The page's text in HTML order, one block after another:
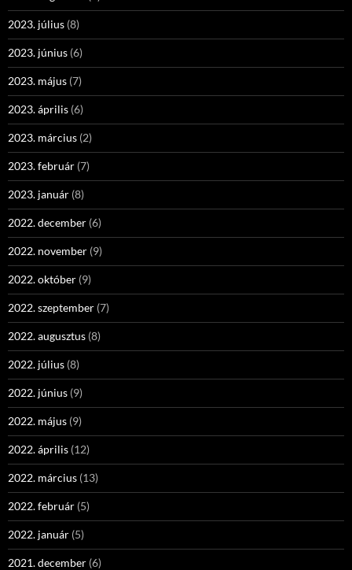
2023. július (8)
2023. június (6)
2023. május (7)
2023. április (6)
2023. március (2)
2023. február (7)
2023. január (8)
2022. december (6)
2022. november (9)
2022. október (9)
2022. szeptember (7)
2022. augusztus (8)
2022. július (8)
2022. június (9)
2022. május (9)
2022. április (12)
2022. március (13)
2022. február (5)
2022. január (5)
2021. december (6)